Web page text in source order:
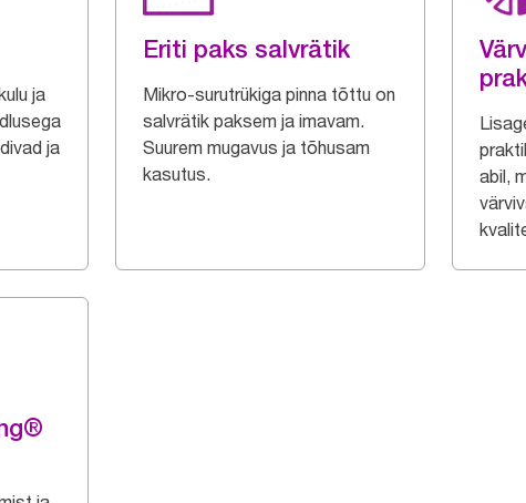
ja
ja
Eriti paks salvrätik
Mikro-surutrükiga pinna tõttu on
salvrätik paksem ja imavam.
Suurem mugavus ja tõhusam
kasutus.
abil,